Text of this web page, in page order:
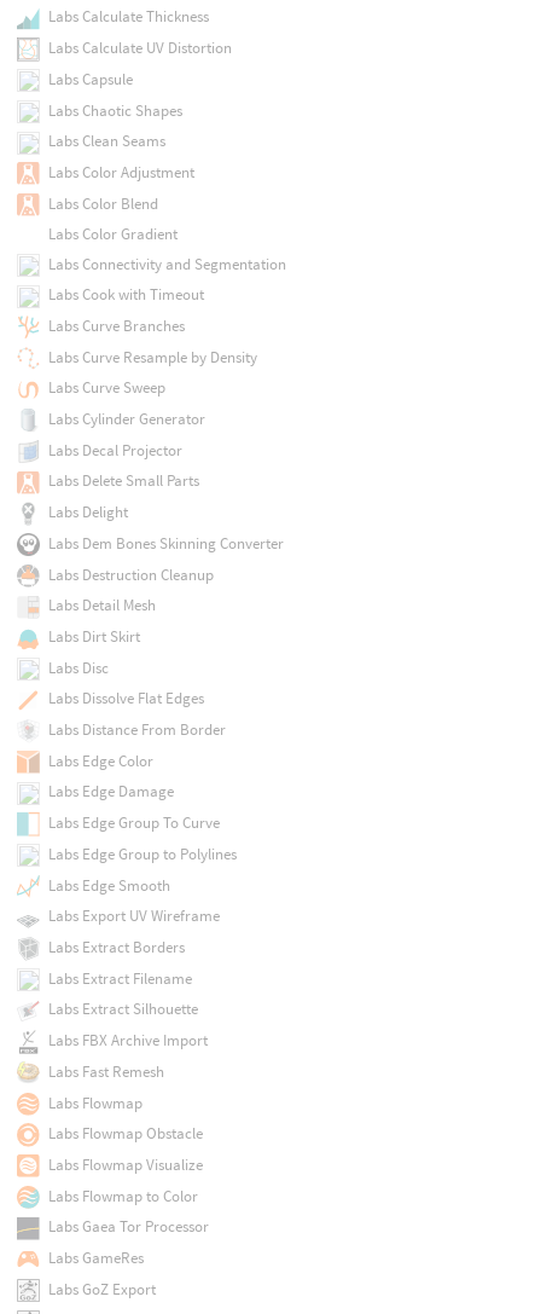
Labs Calculate Thickness
Labs Calculate UV Distortion
Labs Capsule
Labs Chaotic Shapes
Labs Clean Seams
Labs Color Adjustment
Labs Color Blend
Labs Color Gradient
Labs Connectivity and Segmentation
Labs Cook with Timeout
Labs Curve Branches
Labs Curve Resample by Density
Labs Curve Sweep
Labs Cylinder Generator
Labs Decal Projector
Labs Delete Small Parts
Labs Delight
Labs Dem Bones Skinning Converter
Labs Destruction Cleanup
Labs Detail Mesh
Labs Dirt Skirt
Labs Disc
Labs Dissolve Flat Edges
Labs Distance From Border
Labs Edge Color
Labs Edge Damage
Labs Edge Group To Curve
Labs Edge Group to Polylines
Labs Edge Smooth
Labs Export UV Wireframe
Labs Extract Borders
Labs Extract Filename
Labs Extract Silhouette
Labs FBX Archive Import
Labs Fast Remesh
Labs Flowmap
Labs Flowmap Obstacle
Labs Flowmap Visualize
Labs Flowmap to Color
Labs Gaea Tor Processor
Labs GameRes
Labs GoZ Export